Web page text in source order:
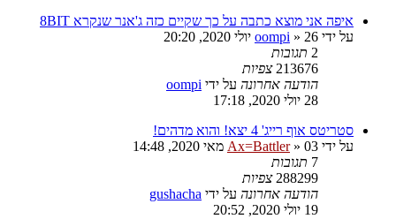
איפה אני מוצא כתבה על כך שקיים כזה ג'אנר שנקרא 8BIT
על ידי
oompi » 26 יולי 2020, 20:20
2 תגובות
213676 צפיות
הודעה אחרונה על ידי oompi
28 יולי 2020, 17:18
סטריטס אוף רייג' 4 יצא! והוא מדהים!
על ידי
Ax=Battler» 03 מאי 2020, 14:48
7 תגובות
288299 צפיות
הודעה אחרונה על ידי gushacha
19 יולי 2020, 20:52